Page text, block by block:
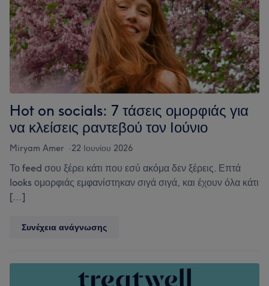
Hot on socials: 7 τάσεις ομορφιάς για
να κλείσεις ραντεβού τον Ιούνιο
Miryam Amer 22 Ιουνίου 2026
Το feed σου ξέρει κάτι που εσύ ακόμα δεν ξέρεις. Επτά
looks ομορφιάς εμφανίστηκαν σιγά σιγά, και έχουν όλα κάτι
[…]
Συνέχεια ανάγνωσηςHot
7
τάσεις